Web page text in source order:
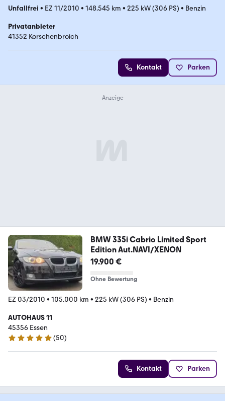
Unfallfrei • EZ 11/2010 • 148.545 km • 225 kW (306 PS) • Benzin
Privatanbieter
41352 Korschenbroich
Kontakt Parken
BMW 335i Cabrio Limited Sport
Edition Aut.NAVI/XENON
19.900 €
Ohne Bewertung
EZ 03/2010 • 105.000 km • 225 kW (306 PS) • Benzin
AUTOHAUS 11
45356 Essen
4.8 Sterne
(50)
Kontakt Parken